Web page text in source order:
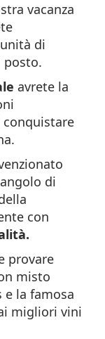
vacanza
di
posto.
avrete la
di
con
provare
misto
la famosa
migliori vini